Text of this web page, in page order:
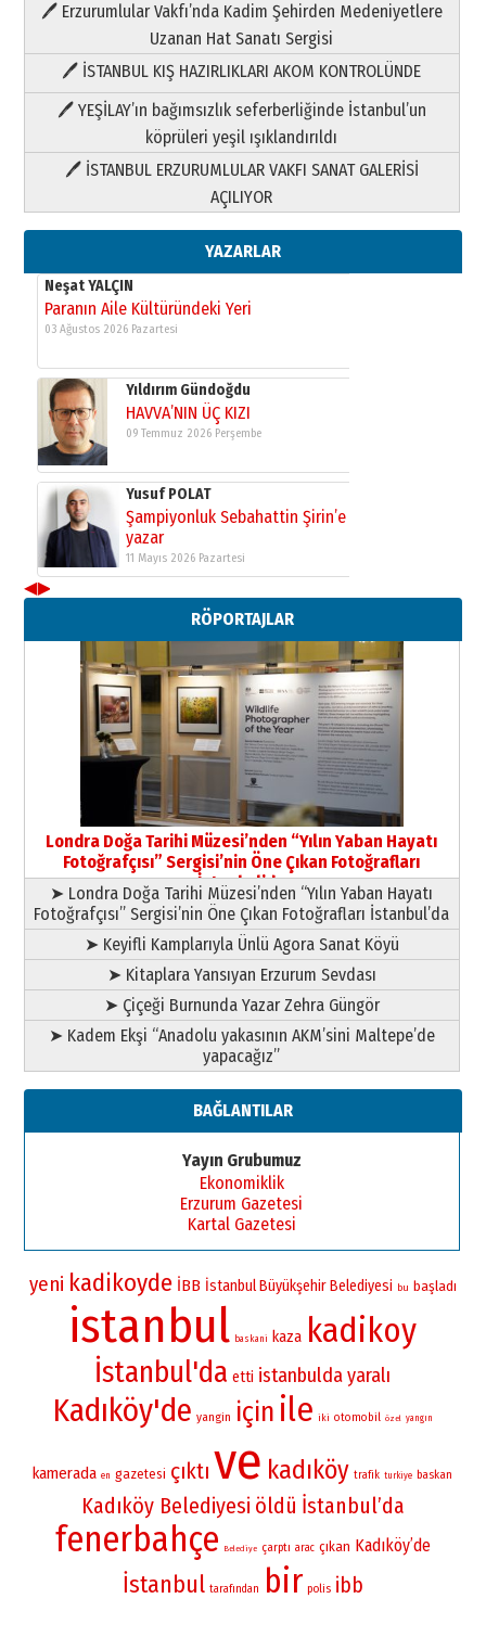
🖊 Erzurumlular Vakfı’nda Kadim Şehirden Medeniyetlere
Uzanan Hat Sanatı Sergisi
🖊 İSTANBUL KIŞ HAZIRLIKLARI AKOM KONTROLÜNDE
🖊 YEŞİLAY’ın bağımsızlık seferberliğinde İstanbul’un
köprüleri yeşil ışıklandırıldı
🖊 İSTANBUL ERZURUMLULAR VAKFI SANAT GALERİSİ
AÇILIYOR
YAZARLAR
Yusuf POLAT
Şampiyonluk Sebahattin Şirin’e
yazar
11 Mayıs 2026 Pazartesi
Neşat YALÇIN
Paranın Aile Kültüründeki Yeri
03 Ağustos 2026 Pazartesi
Yıldırım Gündoğdu
HAVVA’NIN ÜÇ KIZI
09 Temmuz 2026 Perşembe
Yusuf POLAT
yazar
11 Mayıs 2026 Pazartesi
Neşat YALÇIN
Paranın Aile Kültüründeki Yeri
03 Ağustos 2026 Pazartesi
Yıldırım Gündoğdu
HAVVA’NIN ÜÇ KIZI
Yusuf POLAT
Şampiyonluk Sebahattin Şirin’e
yazar
11 Mayıs 2026 Pazartesi
◀▶
RÖPORTAJLAR
Londra Doğa Tarihi Müzesi’nden “Yılın Yaban Hayatı
Fotoğrafçısı” Sergisi’nin Öne Çıkan Fotoğrafları
İstanbul’da
➤ Londra Doğa Tarihi Müzesi’nden “Yılın Yaban Hayatı
Fotoğrafçısı” Sergisi’nin Öne Çıkan Fotoğrafları İstanbul’da
➤ Keyifli Kamplarıyla Ünlü Agora Sanat Köyü
➤ Kitaplara Yansıyan Erzurum Sevdası
➤ Çiçeği Burnunda Yazar Zehra Güngör
➤ Kadem Ekşi “Anadolu yakasının AKM’sini Maltepe’de
yapacağız”
BAĞLANTILAR
Yayın Grubumuz
Ekonomiklik
Erzurum Gazetesi
Kartal Gazetesi
yeni kadikoyde İBB İstanbul Büyükşehir Belediyesi bu başladı
istanbul baskani kaza kadikoy
İstanbul'da etti istanbulda yaralı
Kadıköy'de yangin için ile iki otomobil özel yangın
kamerada en gazetesi çıktı ve kadıköy trafik turkiye baskan
Kadıköy Belediyesi öldü İstanbul’da
fenerbahçe Belediye çarptı arac çıkan Kadıköy’de
İstanbul tarafından bir polis ibb